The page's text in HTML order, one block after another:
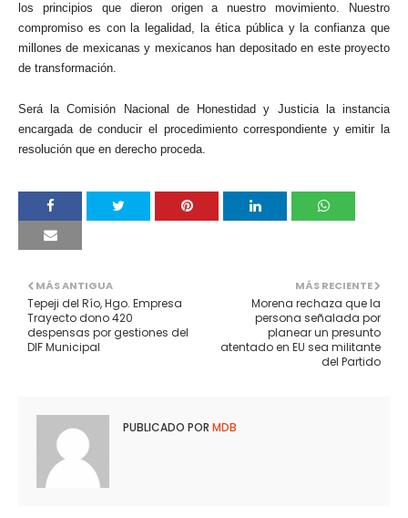
los principios que dieron origen a nuestro movimiento. Nuestro
compromiso es con la legalidad, la ética pública y la confianza que
millones de mexicanas y mexicanos han depositado en este proyecto
de transformación.
Será la Comisión Nacional de Honestidad y Justicia la instancia
encargada de conducir el procedimiento correspondiente y emitir la
resolución que en derecho proceda.
MÁS RECIENTE
Morena rechaza que la
persona señalada por
planear un presunto
atentado en EU sea militante
del Partido
MÁS ANTIGUA
Tepeji del Río, Hgo. Empresa
Trayecto dono 420
despensas por gestiones del
DIF Municipal
PUBLICADO POR MDB